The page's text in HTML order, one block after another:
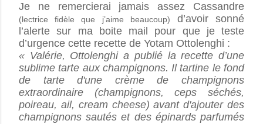
Je ne remercierai jamais assez Cassandre
(lectrice fidèle que j’aime beaucoup)
d’avoir sonné
l’alerte sur ma boite mail pour que je teste
d’urgence cette recette de Yotam Ottolenghi :
« Valérie, Ottolenghi a publié la recette d’une
sublime tarte aux champignons. Il tartine le fond
de tarte d'une crème de champignons
extraordinaire (champignons, ceps séchés,
poireau, ail, cream cheese) avant d'ajouter des
champignons sautés et des épinards parfumés